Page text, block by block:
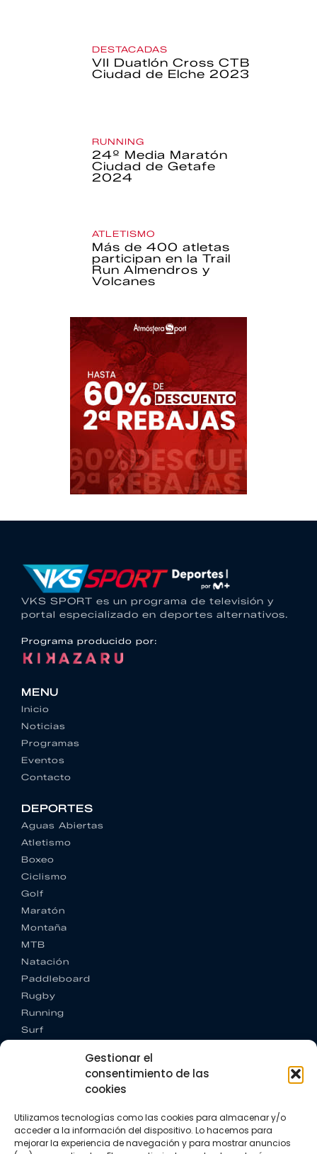
Gestionar el
consentimiento de las
cookies
Utilizamos tecnologías como las cookies para almacenar y/o
acceder a la información del dispositivo. Lo hacemos para
mejorar la experiencia de navegación y para mostrar anuncios
DESTACADAS
VII Duatlón Cross CTB
Ciudad de Elche 2023
RUNNING
24º Media Maratón
Ciudad de Getafe
2024
ATLETISMO
Más de 400 atletas
participan en la Trail
Run Almendros y
Volcanes
VKS SPORT es un programa de televisión y
portal especializado en deportes alternativos.
Programa producido por:
MENU
Inicio
Noticias
Programas
Eventos
Contacto
DEPORTES
Aguas Abiertas
Atletismo
Boxeo
Ciclismo
Golf
Maratón
Montaña
MTB
Natación
Paddleboard
Rugby
Running
Surf
CONTACTO
+34 662 342 177
info@vkssport.com
SÍGUENOS